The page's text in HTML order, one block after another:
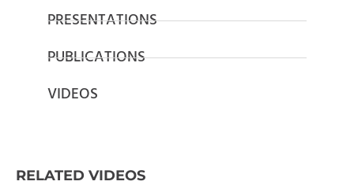
PRESENTATIONS
PUBLICATIONS
VIDEOS
RELATED VIDEOS